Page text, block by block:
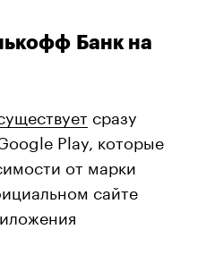
Банк на
сразу
Play, которые
от марки
сайте